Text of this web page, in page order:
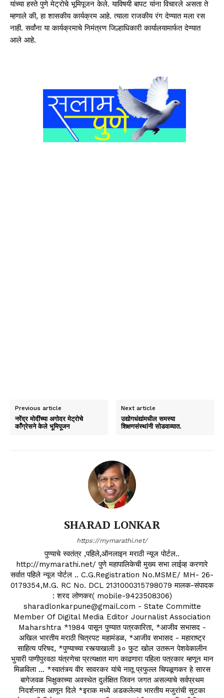
यांच्या हस्ते पुणे मेट्रोचे भूमिपूजन केले. याविषयी बापट यांना विचारले असता ते
म्हणाले की, हा शासकीय कार्यक्रम आहे. त्याला राजकीय रंग देण्यात मला रस
नाही. सर्वांना या कार्यक्रमाचे निमंत्रण जिल्हाधिकारी कार्यालयामार्फत देण्यात
आले आहे.
Previous article
नरेंद्र मोदींच्या अगोदर मेट्रोचे
कॉंग्रेसने केले भूमिपूजन
Next article
उद्योगधंद्यांमधील समस्या
शिक्षणसंस्थांनी सोडवाव्यात.
SHARAD LONKAR
https://mymarathi.net/
पुण्याचे स्वतंत्र ,पहिले,ऑनलाइन मराठी न्यूज पोर्टल..
http://mymarathi.net/ पुणे महापालिकेची मुख्य सभा लाईव्ह करणारे
सर्वात पहिले न्यूज पोर्टल .. C.G.Registration No.MSME/ MH- 26-
0179354,M.G. RC No. DCL 2131000315798079 मालक-संपादक
: शरद लोणकर( mobile-9423508306)
sharadlonkarpune@gmail.com - State Committe
Member Of Digital Media Editor Journalist Association
Maharshtra *1984 पासून पुण्यात पत्रकारिता, *आजीव सभासद -
अखिल भारतीय मराठी चित्रपट महामंडळ, *आजीव सभासद - महाराष्ट्र
साहित्य परिषद, *पुण्याच्या रस्त्याखाली ३० फुट खोल उतरून पेशवेकालीन
भुयारी पाणीपुरवठा यंत्रणेचा प्रत्यक्षात माग काढणारा पहिला पत्रकार म्हणून मान
मिळविला ... *स्वातंत्र्य वीर सावरकर यांचे नातू प्रफुल्ल चिपळूणकर हे सारस
बागेजवळ भिक्षुकाच्या अवस्थेत दुर्लक्षित जिवन जगत असल्याचे सर्वप्रथम
निदर्शनास आणून दिले *इराक मध्ये अडकलेल्या भारतीय मजुरांची सुटका